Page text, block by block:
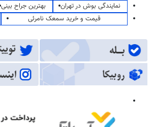
نمایندگی بوش در تهران
بهترین جراح بینی
قیمت و خرید سمعک نامرئی